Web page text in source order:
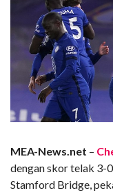
MEA-News.net –
dengan skor telak 3-
Stamford Bridge,